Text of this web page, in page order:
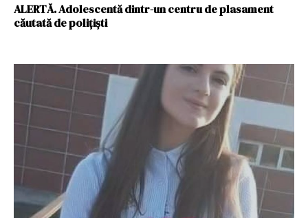
ALERTĂ. Adolescentă dintr-un centru de plasament
căutată de poliţişti